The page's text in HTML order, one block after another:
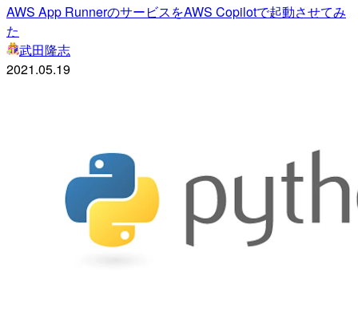
AWS App RunnerのサービスをAWS Copilotで起動させてみ
た
武田隆志
2021.05.19